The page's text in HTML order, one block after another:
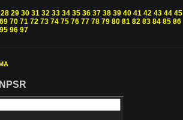
28 29 30 31 32 33 34 35 36 37 38 39 40 41 42 43 44 45
69 70 71 72 73 74 75 76 77 78 79 80 81 82 83 84 85 86
95 96 97